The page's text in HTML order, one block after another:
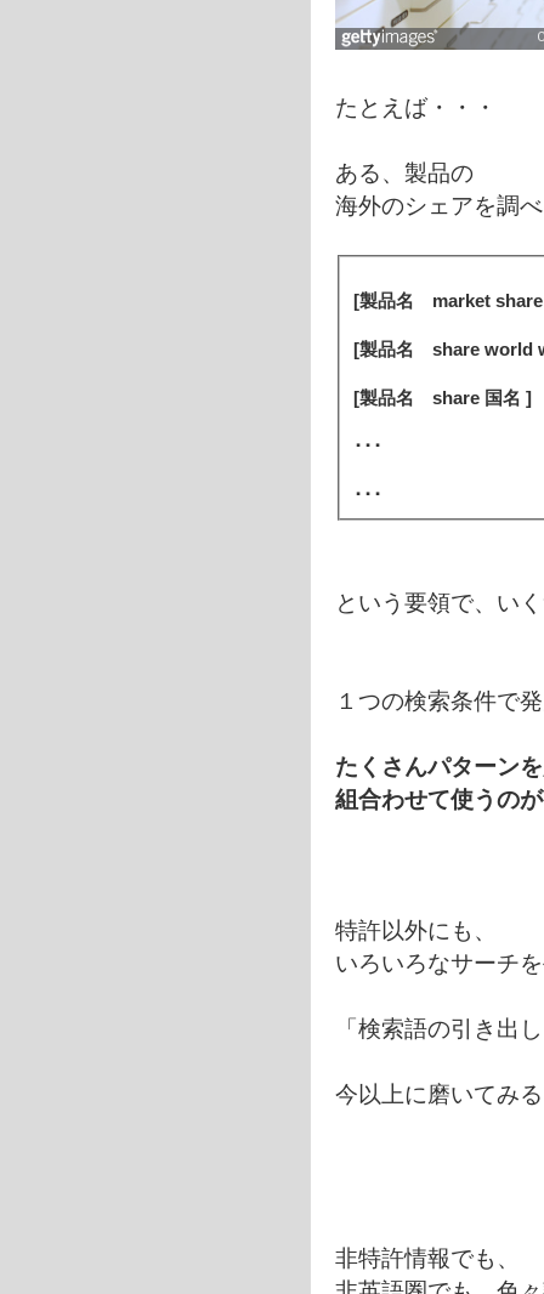
たとえば・・・
ある、製品の
海外のシェアを調
[製品名 market
[製品名 share world
[製品名 share 国名 ]
･･･
･･･
という要領で、い
１つの検索条件で
たくさんパターン
組合わせて使うの
特許以外にも、
いろいろなサーチ
「検索語の引き出
今以上に磨いてみ
非特許情報でも、